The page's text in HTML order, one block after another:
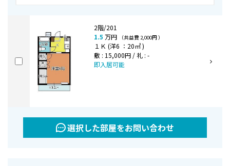
2階/201
1.5万円 （共益費 2,000円 ）
１Ｋ (洋6 ：20㎡ )
敷 : 15,000円 / 礼 : -
即入居可能
選択した部屋をお問い合わせ